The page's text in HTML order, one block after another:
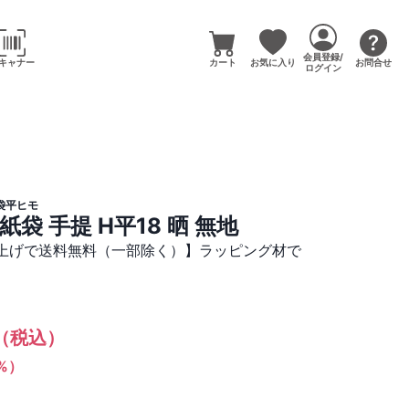
ャナー カート お気に入り
会員登録/
ログイン
お問合せ
平ヒモ
手提 H平18 晒 無地
げで送料無料（一部除く）】ラッピング材で
税込）